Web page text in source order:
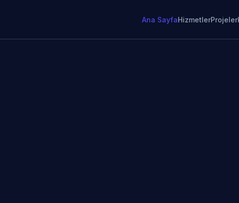
Ana SayfaHizmetlerProjeler